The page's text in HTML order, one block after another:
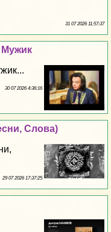
31 07 2026 11:57:37
30 07 2026 4:36:16
Слова)
29 07 2026 17:37:25